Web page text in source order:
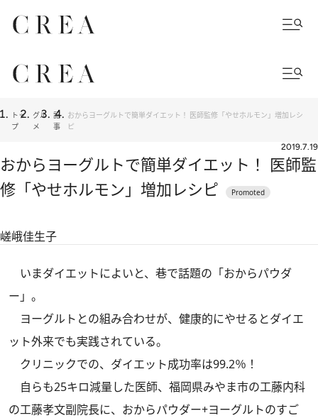
トッ
プ
グル
メ
記
事
おからヨーグルトで簡単ダイエット！ 医師監修「やせホルモン」増加レシ
ピ
2019.7.19
おからヨーグルトで簡単ダイエット！ 医師監
修「やせホルモン」増加レシピ
嵯峨佳生子
いまダイエットによいと、巷で話題の「おからパウダ
ー」。
ヨーグルトとの組み合わせが、健康的にやせるとダイエ
ット外来でも実践されている。
クリニックでの、ダイエット成功率は99.2％！
自らも25キロ減量した医師、福岡県みやま市の工藤内科
の工藤孝文副院長に、おからパウダー+ヨーグルトのすご